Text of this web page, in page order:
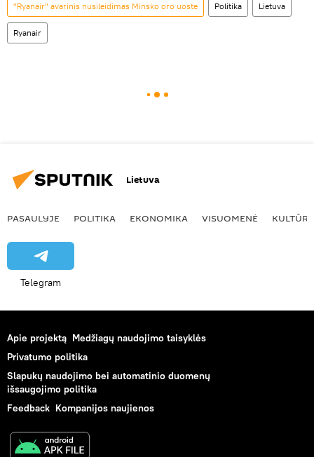
"Ryanair" avarinis nusileidimas Minsko oro uoste Politika Lietuva
Ryanair
Lietuva
PASAULYJE POLITIKA EKONOMIKA VISUOMENĖ KULTŪRA
Telegram
Apie projektą Medžiagų naudojimo taisyklės
Privatumo politika
Slapukų naudojimo bei automatinio duomenų
išsaugojimo politika
Feedback Kompanijos naujienos